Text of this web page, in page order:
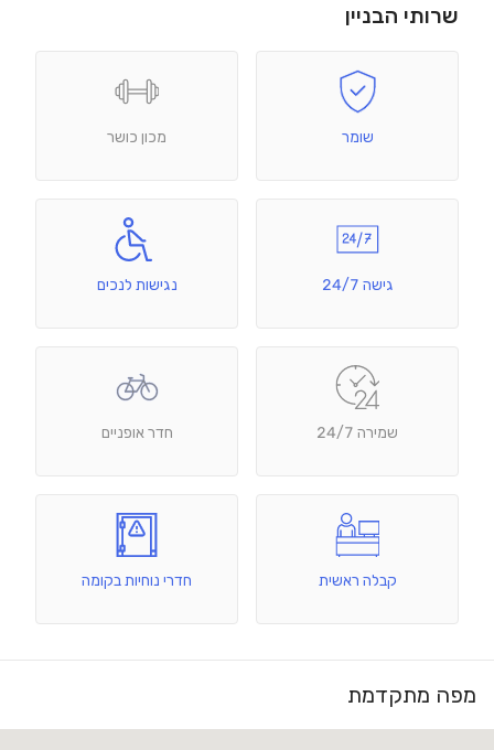
שרותי הבניין
שומר מכון כושר
גישה 24/7 נגישות לנכים
שמירה 24/7 חדר אופניים
קבלה ראשית חדרי נוחיות בקומה
מפה מתקדמת